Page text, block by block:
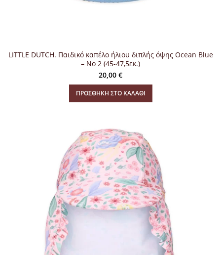
LITTLE DUTCH. Παιδικό καπέλο ήλιου διπλής όψης Ocean Blue
– Νο 2 (45-47,5εκ.)
20,00 €
ΠΡΟΣΘΉΚΗ ΣΤΟ ΚΑΛΆΘΙ